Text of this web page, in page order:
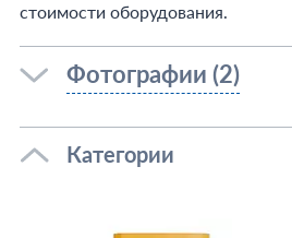
стоимости оборудования.
Фотографии (2)
Категории